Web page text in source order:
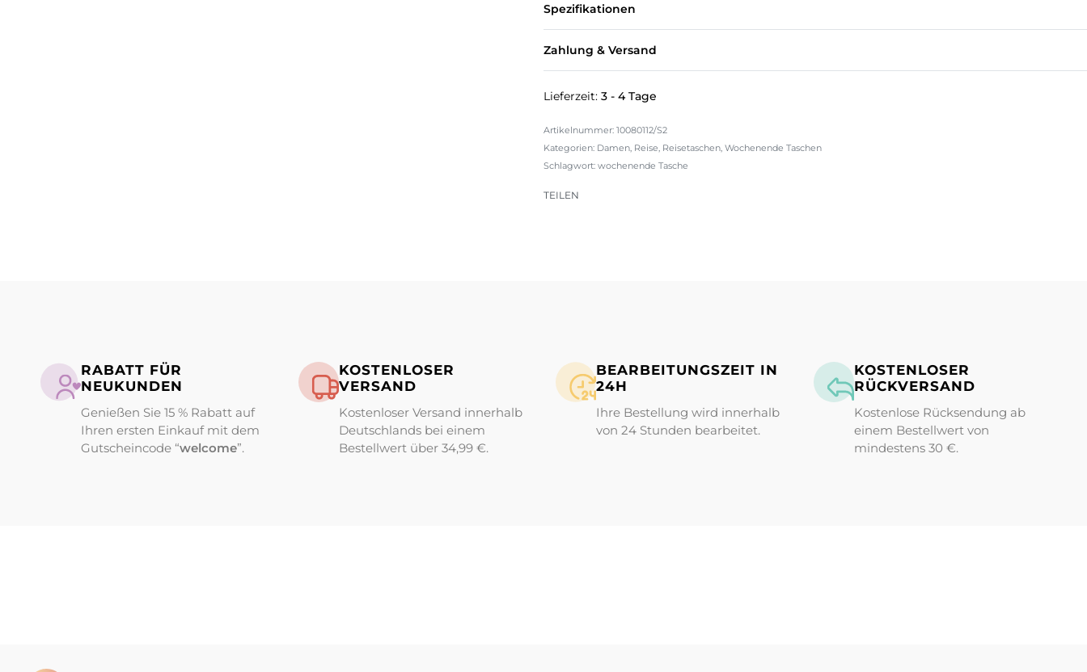
Spezifikationen
Zahlung & Versand
Lieferzeit: 3 - 4 Tage
10080112/S2
Kategorien: Damen, Reise, Reisetaschen, Wochenende Taschen
Schlagwort: wochenende Tasche
TEILEN
RABATT FÜR
NEUKUNDEN
Genießen Sie 15 % Rabatt auf
Ihren ersten Einkauf mit dem
Gutscheincode “welcome”.
KOSTENLOSER
VERSAND
Kostenloser Versand innerhalb
Deutschlands bei einem
Bestellwert über 34,99 €.
BEARBEITUNGS­ZEIT IN
24H
Ihre Bestellung wird innerhalb
von 24 Stunden bearbeitet.
KOSTENLOSER
RÜCKVERSAND
Kostenlose Rücksendung ab
einem Bestellwert von
mindestens 30 €.